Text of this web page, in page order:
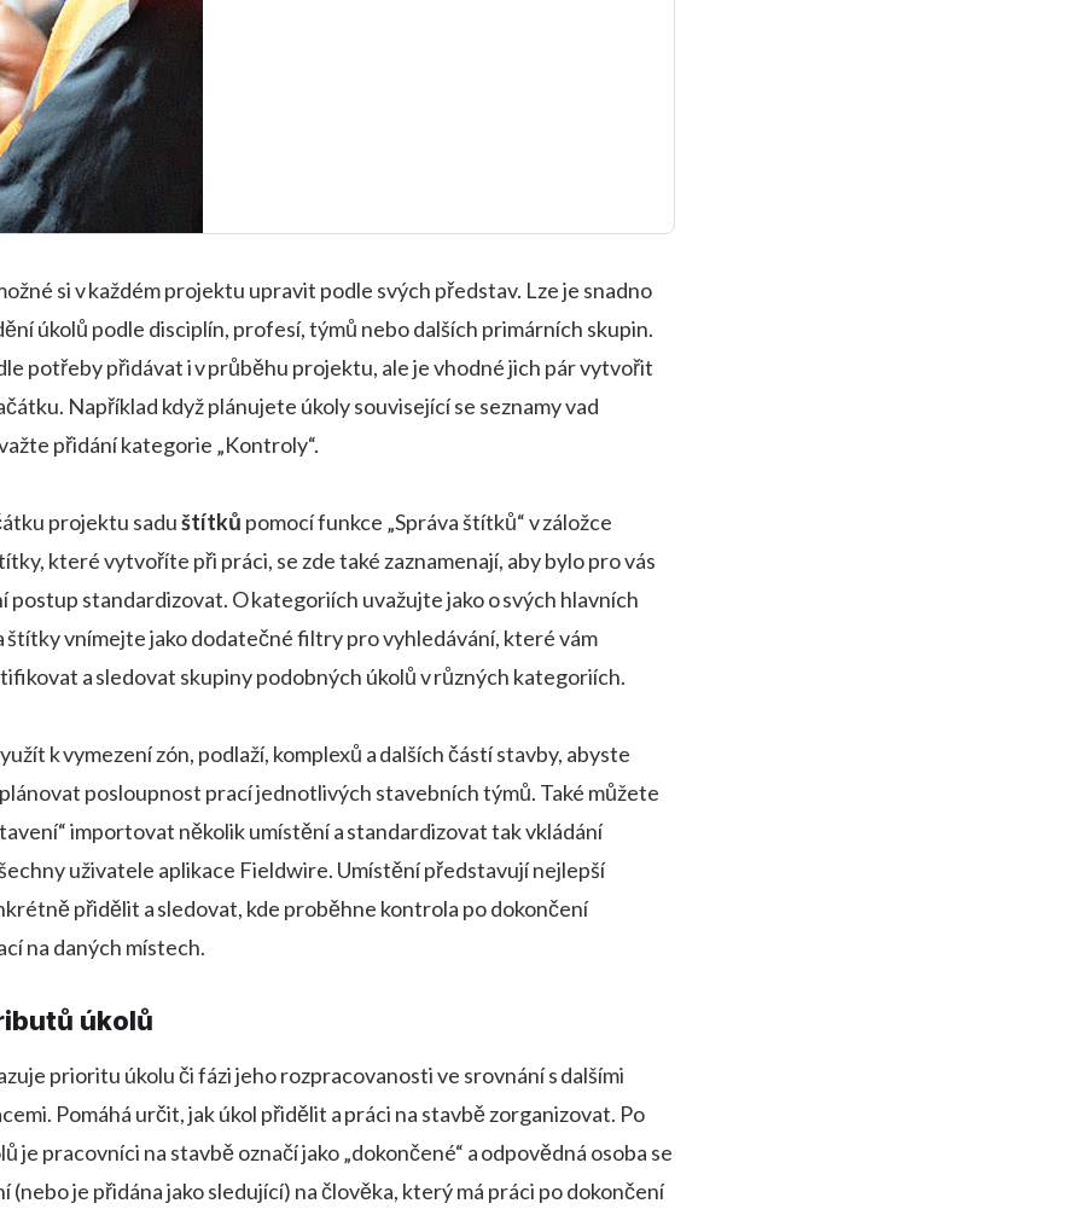
si v každém projektu upravit podle svých představ. Lze je snadno
úkolů podle disciplín, profesí, týmů nebo dalších primárních skupin.
potřeby přidávat i v průběhu projektu, ale je vhodné jich pár vytvořit
Například když plánujete úkoly související se seznamy vad
přidání kategorie „Kontroly“.
projektu saduštítků pomocí funkce „Správa štítků“ v záložce
které vytvoříte při práci, se zde také zaznamenají, aby bylo pro vás
postup standardizovat. O kategoriích uvažujte jako o svých hlavních
štítky vnímejte jako dodatečné filtry pro vyhledávání, které vám
a sledovat skupiny podobných úkolů v různých kategoriích.
k vymezení zón, podlaží, komplexů a dalších částí stavby, abyste
posloupnost prací jednotlivých stavebních týmů. Také můžete
importovat několik umístění a standardizovat tak vkládání
uživatele aplikace Fieldwire. Umístění představují nejlepší
přidělit a sledovat, kde proběhne kontrola po dokončení
na daných místech.
úkolů
prioritu úkolu či fázi jeho rozpracovanosti ve srovnání s dalšími
Pomáhá určit, jak úkol přidělit a práci na stavbě zorganizovat. Po
je pracovníci na stavbě označí jako „dokončené“ a odpovědná osoba se
(nebo je přidána jako sledující) na člověka, který má práci po dokončení